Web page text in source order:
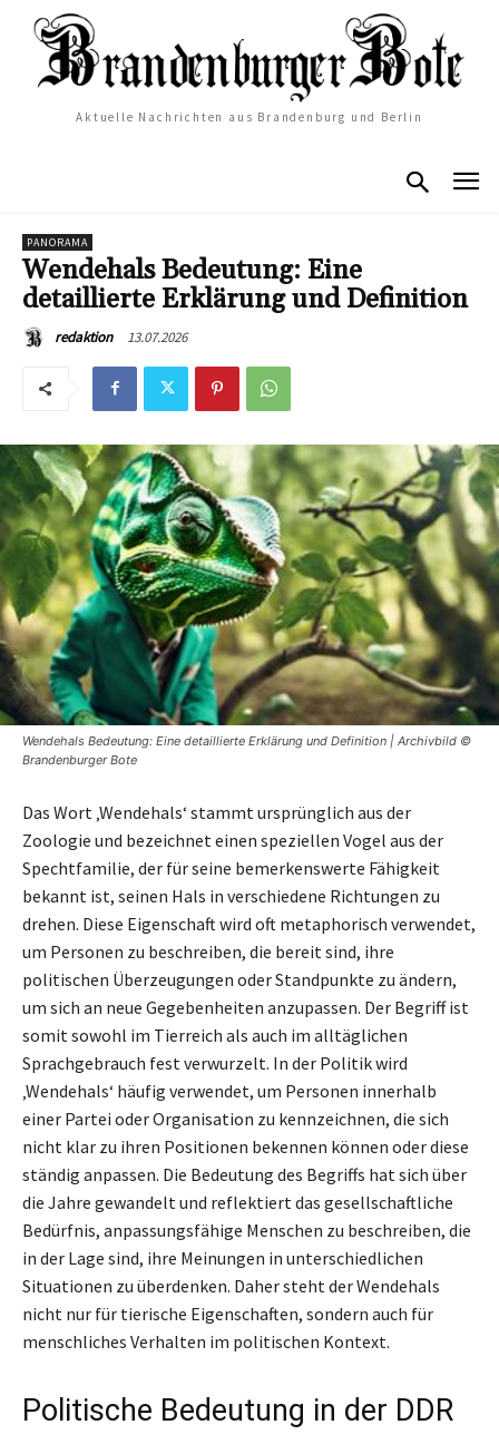
Aktuelle Nachrichten aus Brandenburg und Berlin
PANORAMA
Wendehals Bedeutung: Eine
detaillierte Erklärung und Definition
redaktion 13.07.2026
Wendehals Bedeutung: Eine detaillierte Erklärung und Definition | Archivbild ©
Brandenburger Bote
Das Wort ‚Wendehals‘ stammt ursprünglich aus der
Zoologie und bezeichnet einen speziellen Vogel aus der
Spechtfamilie, der für seine bemerkenswerte Fähigkeit
bekannt ist, seinen Hals in verschiedene Richtungen zu
drehen. Diese Eigenschaft wird oft metaphorisch verwendet,
um Personen zu beschreiben, die bereit sind, ihre
politischen Überzeugungen oder Standpunkte zu ändern,
um sich an neue Gegebenheiten anzupassen. Der Begriff ist
somit sowohl im Tierreich als auch im alltäglichen
Sprachgebrauch fest verwurzelt. In der Politik wird
‚Wendehals‘ häufig verwendet, um Personen innerhalb
einer Partei oder Organisation zu kennzeichnen, die sich
nicht klar zu ihren Positionen bekennen können oder diese
ständig anpassen. Die Bedeutung des Begriffs hat sich über
die Jahre gewandelt und reflektiert das gesellschaftliche
Bedürfnis, anpassungsfähige Menschen zu beschreiben, die
in der Lage sind, ihre Meinungen in unterschiedlichen
Situationen zu überdenken. Daher steht der Wendehals
nicht nur für tierische Eigenschaften, sondern auch für
menschliches Verhalten im politischen Kontext.
Politische Bedeutung in der DDR